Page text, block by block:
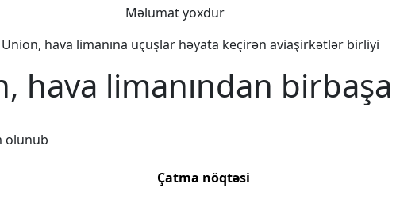
Məlumat yoxdur
Union, hava limanına uçuşlar həyata keçirən aviaşirkətlər birliyi
hava limanından
olunub
Çatma nöqtəsi